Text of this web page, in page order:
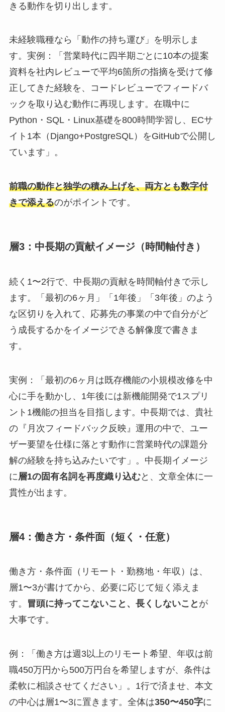
きる動作を切り出します。
未経験職種なら「動作の持ち運び」を明示しま
す。実例：「営業時代に四半期ごとに10本の提案
資料を社内レビューで平均6箇所の指摘を受けて修
正してきた経験を、コードレビューでフィードバ
ックを取り込む動作に再現します。在職中に
Python・SQL・Linux基礎を800時間学習し、ECサ
イト1本（Django+PostgreSQL）をGitHubで公開し
ています」。
前職の動作と独学の積み上げを、両方とも数字付
きで添えるのがポイントです。
層3：中長期の貢献イメージ（時間軸付き）
続く1〜2行で、中長期の貢献を時間軸付きで示し
ます。「最初の6ヶ月」「1年後」「3年後」のよう
な区切りを入れて、応募先の事業の中で自分がど
う成長するかをイメージできる解像度で書きま
す。
実例：「最初の6ヶ月は既存機能の小規模改修を中
心に手を動かし、1年後には新機能開発で1スプリ
ント1機能の担当を目指します。中長期では、貴社
の『月次フィードバック反映』運用の中で、ユー
ザー要望を仕様に落とす動作に営業時代の課題分
解の経験を持ち込みたいです」。中長期イメージ
に 層1の固有名詞を再度織り込むと、文章全体に一
貫性が出ます。
層4：働き方・条件面（短く・任意）
働き方・条件面（リモート・勤務地・年収）は、
層1〜3が書けてから、必要に応じて短く添えま
す。
冒頭に持ってこないこと、長くしないこと が
大事です。
例：「働き方は週3以上のリモート希望、年収は前
職450万円から500万円台を希望しますが、条件は
柔軟に相談させてください」。1行で済ませ、本文
の中心は層1〜3に置きます。全体は350〜450字に